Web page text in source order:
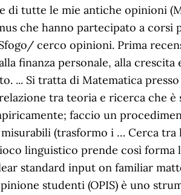
di tutte le mie antiche opinioni
che hanno partecipato a corsi
cerco opinioni. Prima
finanza personale, alla
... Si tratta di Matematica
tra teoria e ricerca che
faccio un
(trasformo i … Cerca tra
linguistico prende così forma
standard input on familiar
studenti (OPIS) è uno